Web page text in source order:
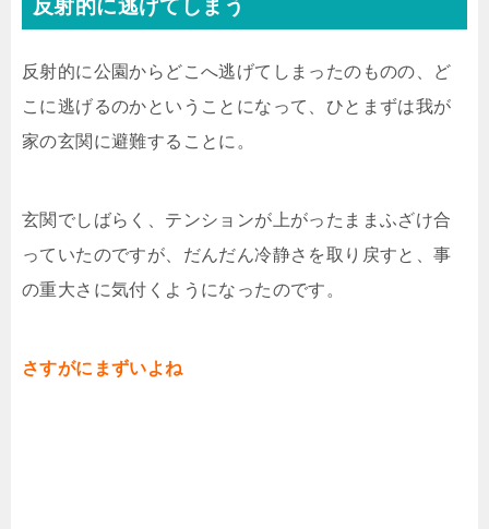
反射的に逃げてしまう
反射的に公園からどこへ逃げてしまったのものの、ど
こに逃げるのかということになって、ひとまずは我が
家の玄関に避難することに。
玄関でしばらく、テンションが上がったままふざけ合
っていたのですが、だんだん冷静さを取り戻すと、事
の重大さに気付くようになったのです。
さすがにまずいよね